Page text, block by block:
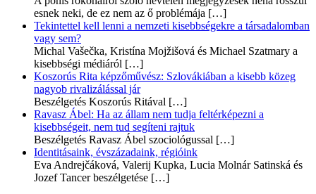
esnek neki, de ez nem az ő problémája […]
Tekintettel kell lenni a nemzeti kisebbségekre a társadalomban
vagy sem?
Michal Vašečka, Kristína Mojžišová és Michael Szatmary a
kisebbségi médiáról […]
Koszorús Rita képzőművész: Szlovákiában a kisebb közeg
nagyob rivalizálással jár
Beszélgetés Koszorús Ritával […]
Ravasz Ábel: Ha az állam nem tudja feltérképezni a
kisebbségeit, nem tud segíteni rajtuk
Beszélgetés Ravasz Ábel szociológussal […]
Identitásaink, évszázadaink, régióink
Eva Andrejčáková, Valerij Kupka, Lucia Molnár Satinská és
Jozef Tancer beszélgetése […]